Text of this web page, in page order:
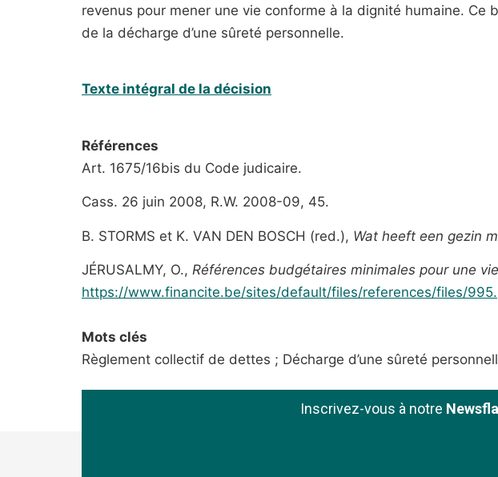
revenus pour mener une vie conforme à la dignité humaine.
de la décharge d’une sûreté personnelle.
Texte intégral de la décision
Références
Art. 1675/16bis du Code judicaire.
Cass. 26 juin 2008, R.W. 2008-09, 45.
B. STORMS et K. VAN DEN BOSCH (red.), Wat heeft een gezin
JÉRUSALMY, O., Références budgétaires minimales pour une
https://www.financite.be/sites/default/files/references/files/
Mots clés
Règlement collectif de dettes ; Décharge d’une sûreté
Inscrivez-vous à notre